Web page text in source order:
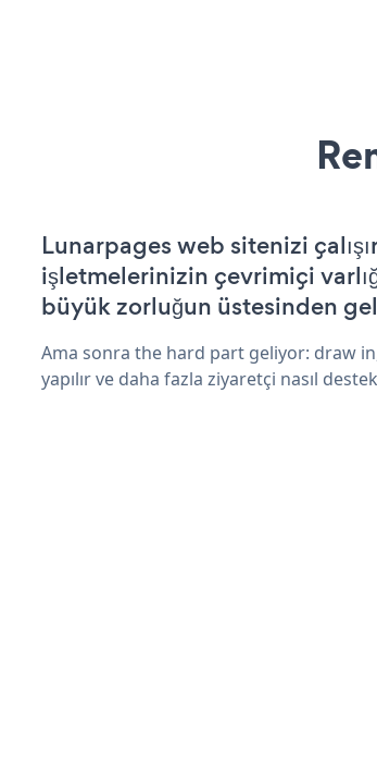
Lunarpages web sitenizi
işletmelerinizin çevrimiçi
büyük zorluğun üstesinden
Ama sonra the hard part geliyor: draw
yapılır ve daha fazla ziyaretçi nasıl